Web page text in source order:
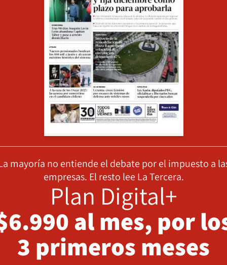
mayoría no entiende el debate por el impuesto a
empresas. El resto lee La Tercera.
Plan Digital+
al mes, por
3 primeros meses